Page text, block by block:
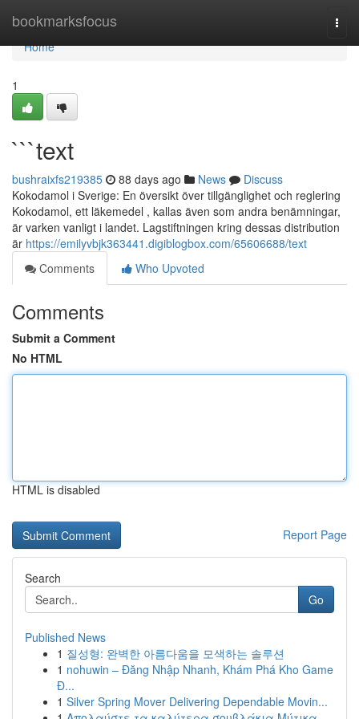
bookmarksfocus
Home
Home
1
```text
bushraixfs219385 88 days ago News
Discuss
Kokodamol i Sverige: En översikt över tillgänglighet och reglering
Kokodamol, ett läkemedel , kallas även som andra benämningar,
är varken vanligt i landet. Lagstiftningen kring dessas distribution
är https://emilyvbjk363441.digiblogbox.com/65606688/text
Comments
Who Upvoted
Comments
Submit a Comment
No HTML
HTML is disabled
Report Page
Search
Go
Published News
1 질성형: 완벽한 아름다움을 모색하는 솔루션
1 nohuwin – Đăng Nhập Nhanh, Khám Phá Kho Game
Đ...
1 Silver Spring Mover Delivering Dependable Movin...